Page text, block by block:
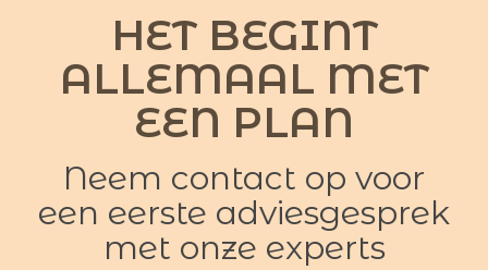
HET BEGINT
ALLEMAAL MET
EEN PLAN
Neem contact op voor
een eerste adviesgesprek
met onze experts